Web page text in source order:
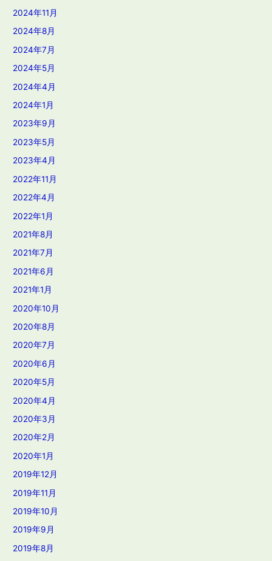
2024年11月
2024年8月
2024年7月
2024年5月
2024年4月
2024年1月
2023年9月
2023年5月
2023年4月
2022年11月
2022年4月
2022年1月
2021年8月
2021年7月
2021年6月
2021年1月
2020年10月
2020年8月
2020年7月
2020年6月
2020年5月
2020年4月
2020年3月
2020年2月
2020年1月
2019年12月
2019年11月
2019年10月
2019年9月
2019年8月